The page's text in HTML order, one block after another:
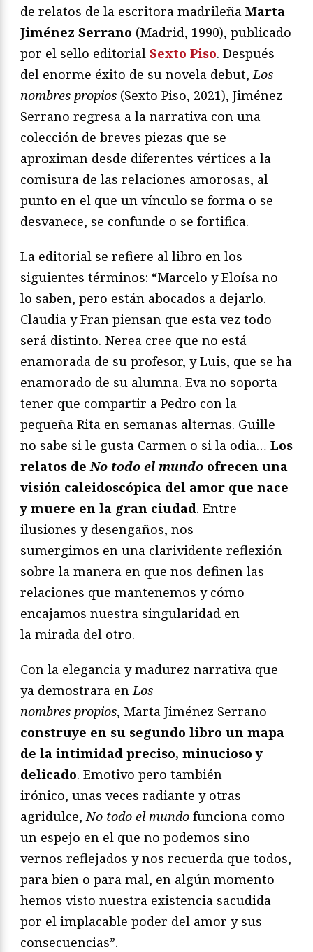
de relatos de la escritora madrileña Marta
Jiménez Serrano (Madrid, 1990), publicado
por el sello editorial Sexto Piso. Después
del enorme éxito de su novela debut,Los
nombres propios (Sexto Piso, 2021), Jiménez
Serrano regresa a la narrativa con una
colección de breves piezas que se
aproximan desde diferentes vértices a la
comisura de las relaciones amorosas, al
punto en el que un vínculo se forma o se
desvanece, se confunde o se fortifica.
La editorial se refiere al libro en los
siguientes términos: “Marcelo y Eloísa no
lo saben, pero están abocados a dejarlo.
Claudia y Fran piensan que esta vez todo
será distinto. Nerea cree que no está
enamorada de su profesor, y Luis, que se ha
enamorado de su alumna. Eva no soporta
tener que compartir a Pedro con la
pequeña Rita en semanas alternas. Guille
no sabe si le gusta Carmen o si la odia… Los
relatos deNo todo el mundo ofrecen una
visión caleidoscópica del amor que nace
y muere en la gran ciudad. Entre
ilusiones y desengaños, nos
sumergimos en una clarividente reflexión
sobre la manera en que nos definen las
relaciones que mantenemos y cómo
encajamos nuestra singularidad en
la mirada del otro.
Con la elegancia y madurez narrativa que
ya demostrara enLos
nombres propios, Marta Jiménez Serrano
construye en su segundo libro un mapa
de la intimidad preciso, minucioso y
delicado. Emotivo pero también
irónico, unas veces radiante y otras
agridulce, No todo el mundo funciona como
un espejo en el que no podemos sino
vernos reflejados y nos recuerda que todos,
para bien o para mal, en algún momento
hemos visto nuestra existencia sacudida
por el implacable poder del amor y sus
consecuencias”.